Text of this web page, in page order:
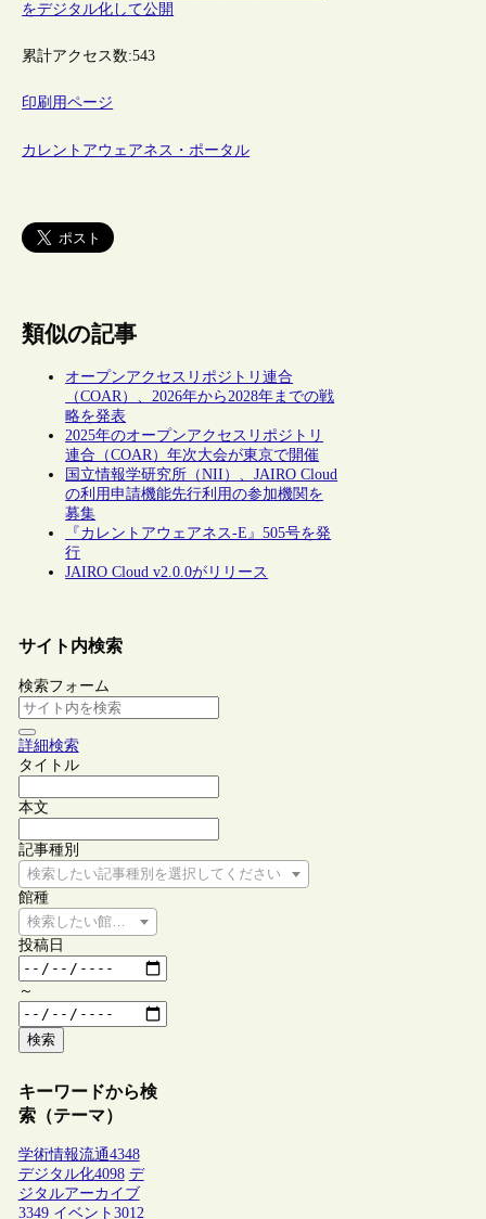
をデジタル化して公開
累計アクセス数:543
印刷用ページ
カレントアウェアネス・ポータル
類似の記事
オープンアクセスリポジトリ連合
（COAR）、2026年から2028年までの戦
略を発表
2025年のオープンアクセスリポジトリ
連合（COAR）年次大会が東京で開催
国立情報学研究所（NII）、JAIRO Cloud
の利用申請機能先行利用の参加機関を
募集
『カレントアウェアネス-E』505号を発
行
JAIRO Cloud v2.0.0がリリース
サイト内検索
検索フォーム
詳細検索
タイトル
本文
記事種別
検索したい記事種別を選択してください
館種
検索したい館種を選択してください
投稿日
～
検索
キーワードから検
索（テーマ）
学術情報流通4348
デジタル化4098 デ
ジタルアーカイブ
3349 イベント 3012